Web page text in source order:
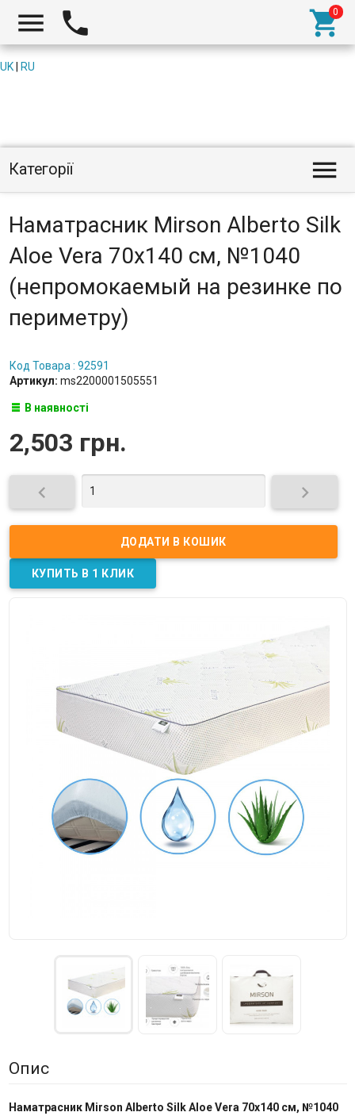
  
UK RU
Категорії 
Наматрасник Mirson Alberto Silk
Aloe Vera 70x140 см, №1040
(непромокаемый на резинке по
периметру)
Код Товара : 92591
Артикул: ms2200001505551
В наявності
2,503 грн.
 
Опис
Наматрасник Mirson Alberto Silk Aloe Vera 70x140 см, №1040